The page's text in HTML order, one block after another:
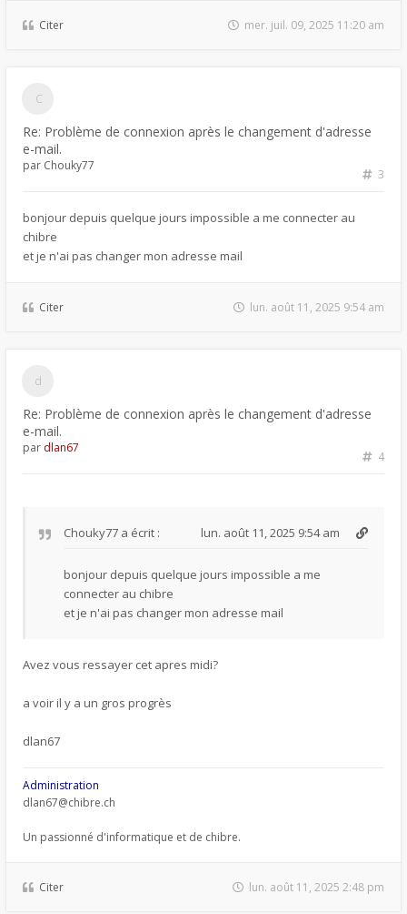
Citer mer. juil. 09, 2025 11:20 am
Re: Problème de connexion après le changement d'adresse
e-mail.
3
par Chouky77
bonjour depuis quelque jours impossible a me connecter au
chibre
et je n'ai pas changer mon adresse mail
Citer lun. août 11, 2025 9:54 am
Re: Problème de connexion après le changement d'adresse
e-mail.
4
par dlan67
Chouky77 a écrit : lun. août 11, 2025 9:54 am
bonjour depuis quelque jours impossible a me
connecter au chibre
et je n'ai pas changer mon adresse mail
Avez vous ressayer cet apres midi?
a voir il y a un gros progrès
dlan67
Administration
dlan67@chibre.ch
Un passionné d'informatique et de chibre.
Citer lun. août 11, 2025 2:48 pm